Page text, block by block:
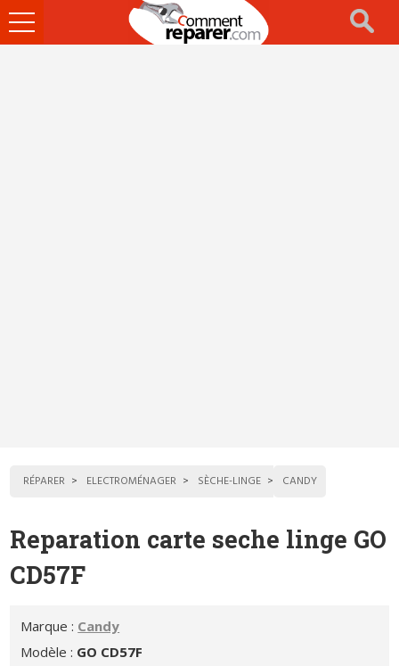
Ouvrir
le
RÉPARER ELECTROMÉNAGER SÈCHE-LINGE CANDY
Reparation carte seche linge GO
CD57F
Marque : Candy
Modèle : GO CD57F